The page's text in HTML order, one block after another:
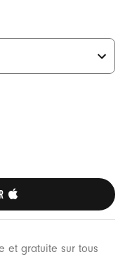
et gratuite sur tous